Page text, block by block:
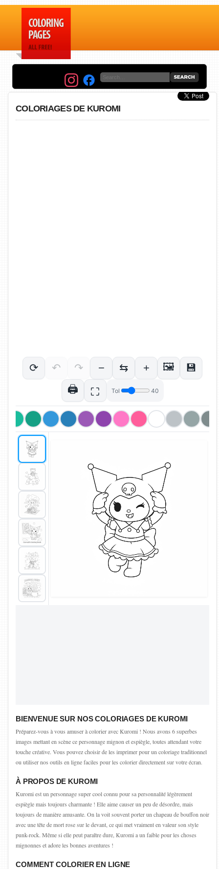
COLORIAGES DE KUROMI
BIENVENUE SUR NOS COLORIAGES DE KUROMI
Préparez-vous à vous amuser à colorier avec Kuromi ! Nous avons 6 superbes
images mettant en scène ce personnage mignon et espiègle, toutes attendant votre
touche créative. Vous pouvez choisir de les imprimer pour un coloriage traditionnel
ou utiliser nos outils en ligne faciles pour les colorier directement sur votre écran.
À PROPOS DE KUROMI
Kuromi est un personnage super cool connu pour sa personnalité légèrement
espiègle mais toujours charmante ! Elle aime causer un peu de désordre, mais
toujours de manière amusante. On la voit souvent porter un chapeau de bouffon noir
avec une tête de mort rose sur le devant, ce qui met vraiment en valeur son style
punk-rock. Même si elle peut paraître dure, Kuromi a un faible pour les choses
mignonnes et adore les bonnes aventures !
COMMENT COLORIER EN LIGNE